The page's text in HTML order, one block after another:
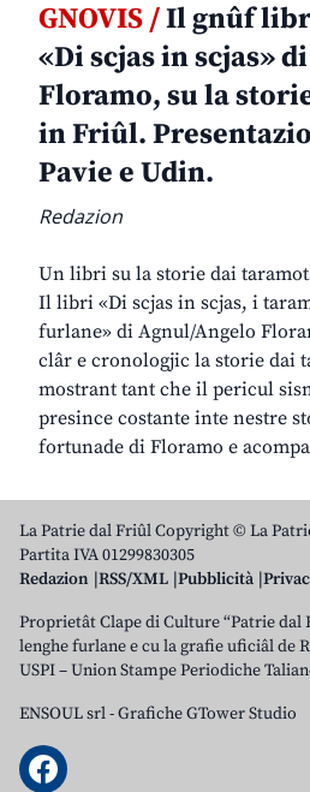
GNOVIS /Il gnûf
«Di scjas in scjas»
Floramo, su la
in Friûl.
Pavie e Udin.
Redazion
Un libri su la storie dai
Il libri «Di scjas in scjas, i
furlane» di Agnul/Angelo
clâr e cronologjic la storie dai
mostrant tant che il pericul
presince costante inte nestre
fortunade di Floramo e
La Patrie dal Friûl Copyright © La
Partita IVA 01299830305
Redazion RSS/XML Pubblicità
Proprietât Clape di Culture “Patrie
lenghe furlane e cu la grafie uficiâl de
USPI – Union Stampe Periodiche
ENSOUL srl-Grafiche GTower Studio